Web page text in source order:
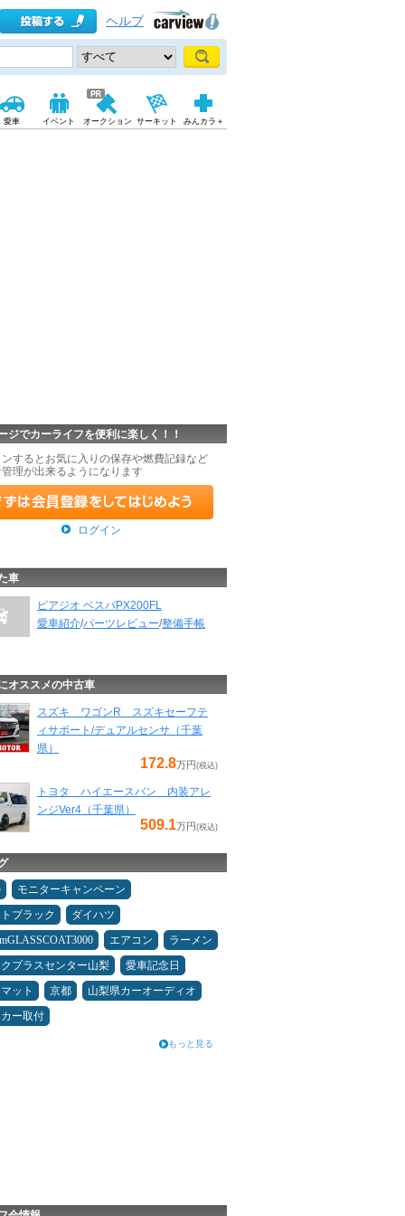
ヘルプ
愛車 イベント オークション サーキット みんカラ＋
ジでカーライフを便利に楽しく！！
するとお気に入りの保存や燃費記録など
理が出来るようになります
ログイン
車
ピアジオ ベスパPX200FL
愛車紹介/パーツレビュー/整備手帳
オススメの中古車
スズキ ワゴンR スズキセーフテ
ィサポート/デュアルセンサ（千葉
県）
172.8万円 (税込)
トヨタ ハイエースバン 内装アレ
ンジVer4（千葉県）
509.1万円 (税込)
モニターキャンペーン
ブラック
ダイハツ
エアコン
ラーメン
プラスセンター山梨
愛車記念日
ット
京都
山梨県カーオーディオ
ー取付
もっと見る